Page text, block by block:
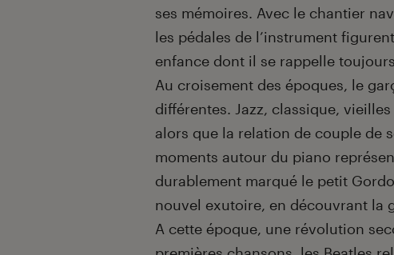
ses mémoires. Avec le chantier
les pédales de l’instrument
enfance dont il se rappelle
Au croisement des époques, le
différentes. Jazz, classique,
alors que la relation de couple de
moments autour du piano
durablement marqué le petit
nouvel exutoire, en découvrant la
A cette époque, une révolution